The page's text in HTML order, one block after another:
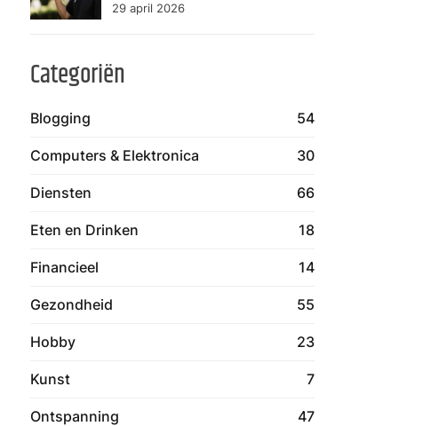
29 april 2026
Categoriën
Blogging 54
Computers & Elektronica 30
Diensten 66
Eten en Drinken 18
Financieel 14
Gezondheid 55
Hobby 23
Kunst 7
Ontspanning 47